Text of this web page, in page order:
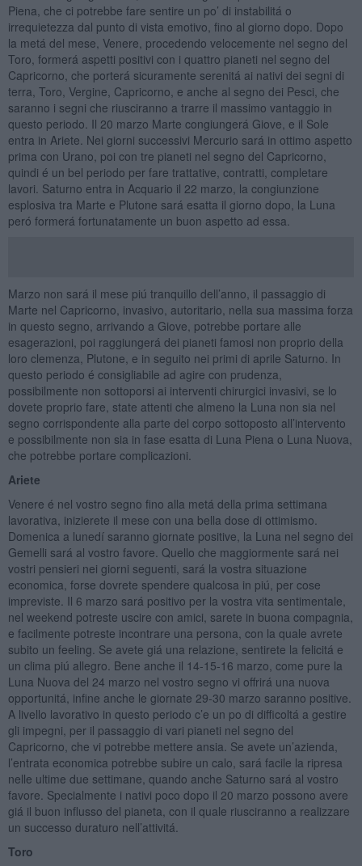
Piena, che ci potrebbe fare sentire un po’ di instabilitá o
irrequietezza dal punto di vista emotivo, fino al giorno dopo. Dopo
la metá del mese, Venere, procedendo velocemente nel segno del
Toro, formerá aspetti positivi con i quattro pianeti nel segno del
Capricorno, che porterá sicuramente serenitá ai nativi dei segni di
terra, Toro, Vergine, Capricorno, e anche al segno dei Pesci, che
saranno i segni che riusciranno a trarre il massimo vantaggio in
questo periodo. Il 20 marzo Marte congiungerá Giove, e il Sole
entra in Ariete. Nei giorni successivi Mercurio sará in ottimo aspetto
prima con Urano, poi con tre pianeti nel segno del Capricorno,
quindi é un bel periodo per fare trattative, contratti, completare
lavori. Saturno entra in Acquario il 22 marzo, la congiunzione
esplosiva tra Marte e Plutone sará esatta il giorno dopo, la Luna
peró formerá fortunatamente un buon aspetto ad essa.
Marzo non sará il mese piú tranquillo dell’anno, il passaggio di
Marte nel Capricorno, invasivo, autoritario, nella sua massima forza
in questo segno, arrivando a Giove, potrebbe portare alle
esagerazioni, poi raggiungerá dei pianeti famosi non proprio della
loro clemenza, Plutone, e in seguito nei primi di aprile Saturno. In
questo periodo é consigliabile ad agire con prudenza,
possibilmente non sottoporsi ai interventi chirurgici invasivi, se lo
dovete proprio fare, state attenti che almeno la Luna non sia nel
segno corrispondente alla parte del corpo sottoposto all’intervento
e possibilmente non sia in fase esatta di Luna Piena o Luna Nuova,
che potrebbe portare complicazioni.
Ariete
Venere é nel vostro segno fino alla metá della prima settimana
lavorativa, inizierete il mese con una bella dose di ottimismo.
Domenica a lunedí saranno giornate positive, la Luna nel segno dei
Gemelli sará al vostro favore. Quello che maggiormente sará nei
vostri pensieri nei giorni seguenti, sará la vostra situazione
economica, forse dovrete spendere qualcosa in piú, per cose
impreviste. Il 6 marzo sará positivo per la vostra vita sentimentale,
nel weekend potreste uscire con amici, sarete in buona compagnia,
e facilmente potreste incontrare una persona, con la quale avrete
subito un feeling. Se avete giá una relazione, sentirete la felicitá e
un clima piú allegro. Bene anche il 14-15-16 marzo, come pure la
Luna Nuova del 24 marzo nel vostro segno vi offrirá una nuova
opportunitá, infine anche le giornate 29-30 marzo saranno positive.
A livello lavorativo in questo periodo c’e un po di difficoltá a gestire
gli impegni, per il passaggio di vari pianeti nel segno del
Capricorno, che vi potrebbe mettere ansia. Se avete un’azienda,
l’entrata economica potrebbe subire un calo, sará facile la ripresa
nelle ultime due settimane, quando anche Saturno sará al vostro
favore. Specialmente i nativi poco dopo il 20 marzo possono avere
giá il buon influsso del pianeta, con il quale riusciranno a realizzare
un successo duraturo nell’attivitá.
Toro